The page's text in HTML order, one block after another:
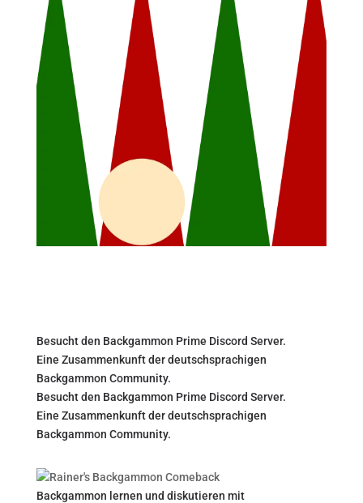
Besucht den Backgammon Prime Discord Server.
Eine Zusammenkunft der deutschsprachigen
Backgammon Community.
Besucht den Backgammon Prime Discord Server.
Eine Zusammenkunft der deutschsprachigen
Backgammon Community.
Backgammon lernen und diskutieren mit